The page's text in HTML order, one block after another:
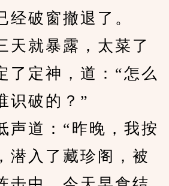
经破窗撤退了。
就暴露，太菜了
了定神，道：“怎么
识破的？”
道：“昨晚，我按
潜入了藏珍阁，被